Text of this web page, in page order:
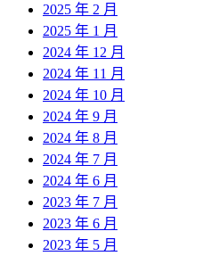
2025 年 2 月
2025 年 1 月
2024 年 12 月
2024 年 11 月
2024 年 10 月
2024 年 9 月
2024 年 8 月
2024 年 7 月
2024 年 6 月
2023 年 7 月
2023 年 6 月
2023 年 5 月